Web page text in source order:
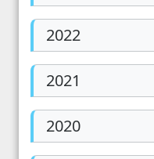
2022
2021
2020